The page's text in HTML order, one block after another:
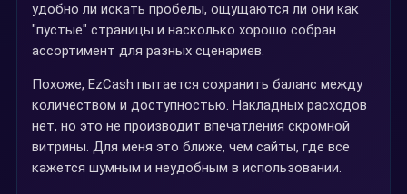
удобно ли искать пробелы, ощущаются ли они как
"пустые" страницы и насколько хорошо собран
ассортимент для разных сценариев.
Похоже, EzCash пытается сохранить баланс между
количеством и доступностью. Накладных расходов
нет, но это не производит впечатления скромной
витрины. Для меня это ближе, чем сайты, где все
кажется шумным и неудобным в использовании.